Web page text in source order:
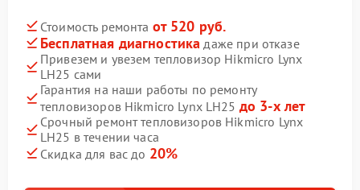
Стоимость ремонта от 520 руб.
Бесплатная диагностика даже при отказе
Привезем и увезем тепловизор Hikmicro Lynx
LH25 сами
Гарантия на наши работы по ремонту
тепловизоров Hikmicro Lynx LH25 до 3-х лет
Срочный ремонт тепловизоров Hikmicro Lynx
LH25 в течении часа
Скидка для вас до 20%